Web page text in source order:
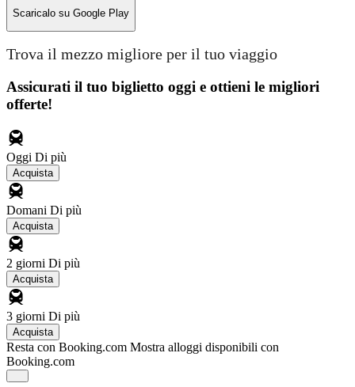
Scaricalo su Google Play
Trova il mezzo migliore per il tuo viaggio
Assicurati il ​​tuo biglietto oggi e ottieni le migliori
offerte!
Oggi Di più
Acquista
Domani Di più
Acquista
2 giorni Di più
Acquista
3 giorni Di più
Acquista
Resta con Booking.com Mostra alloggi disponibili con
Booking.com